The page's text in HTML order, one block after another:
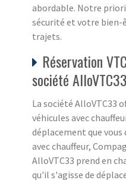
abordable. Notre
sécurité et votre bien-
trajets.
Réservation
société AlloVTC33
La société AlloVTC33
véhicules avec
déplacement que
avec chauffeur,
AlloVTC33 prend en
qu'il s'agisse de